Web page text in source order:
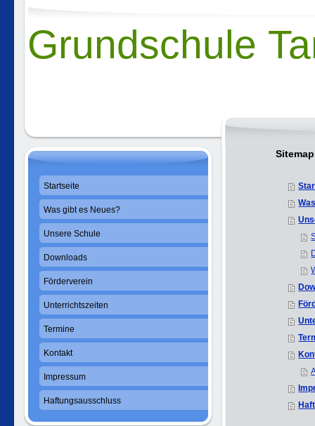
Grundschule
Sitemap
Startseite
Was gibt es Neues?
Unsere Schule
Downloads
Förderverein
Unterrichtszeiten
Termine
Kontakt
Impressum
Haftungsausschluss